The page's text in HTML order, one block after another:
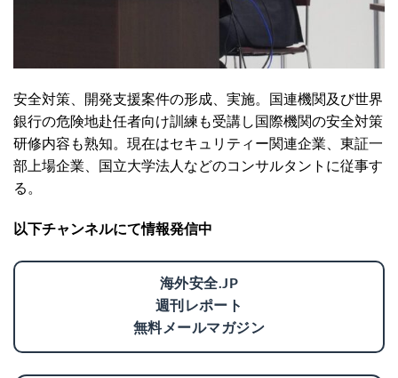
安全対策、開発支援案件の形成、実施。国連機関及び世界
銀行の危険地赴任者向け訓練も受講し国際機関の安全対策
研修内容も熟知。現在はセキュリティー関連企業、東証一
部上場企業、国立大学法人などのコンサルタントに従事す
る。
以下チャンネルにて情報発信中
海外安全.JP
週刊レポート
無料メールマガジン